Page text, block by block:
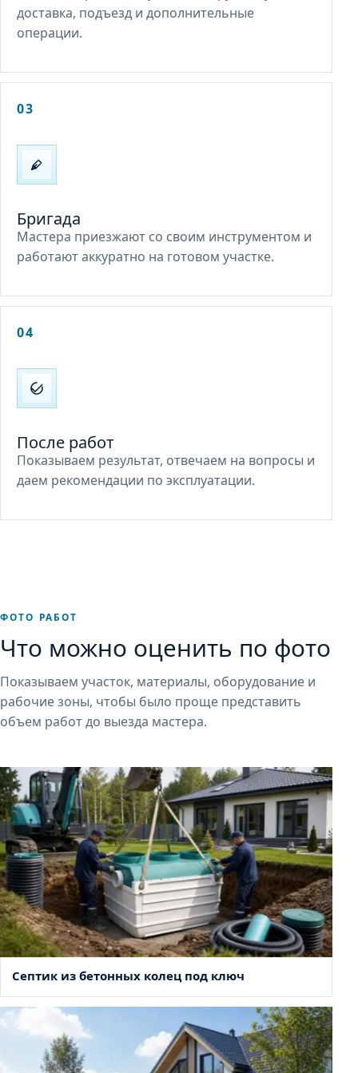
доставка, подъезд и дополнительные
операции.
03
Бригада
Мастера приезжают со своим инструментом и
работают аккуратно на готовом участке.
04
После работ
Показываем результат, отвечаем на вопросы и
даем рекомендации по эксплуатации.
ФОТО РАБОТ
Что можно оценить по фото
Показываем участок, материалы, оборудование и
рабочие зоны, чтобы было проще представить
объем работ до выезда мастера.
Септик из бетонных колец под ключ